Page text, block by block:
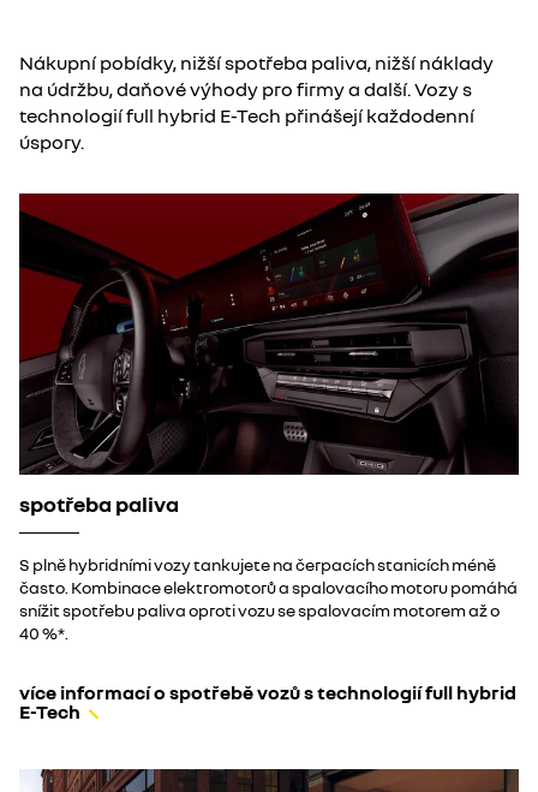
Nákupní pobídky, nižší spotřeba paliva, nižší náklady
na údržbu, daňové výhody pro firmy a další. Vozy s
technologií full hybrid E-Tech přinášejí každodenní
úspory.
spotřeba paliva
S plně hybridními vozy​ tankujete na čerpacích stanicích méně
často. Kombinace elektromotorů a spalovacího motoru pomáhá
snížit spotřebu paliva oproti vozu se spalovacím motorem až o
40 %*.
více informací o spotřebě vozů s technologií full hybrid
E-Tech